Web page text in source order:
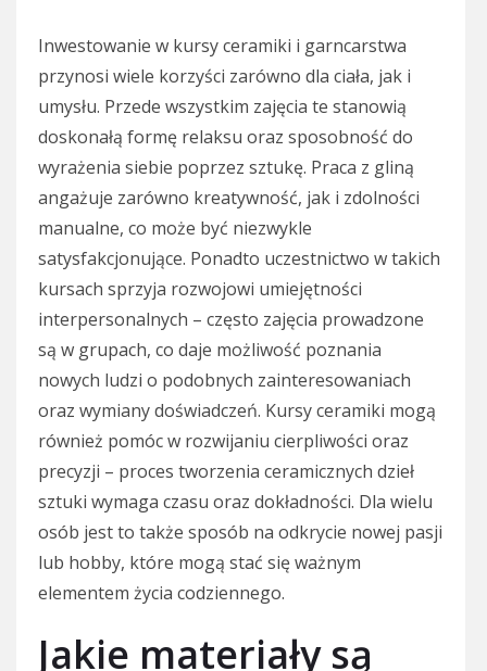
Inwestowanie w kursy ceramiki i garncarstwa
przynosi wiele korzyści zarówno dla ciała, jak i
umysłu. Przede wszystkim zajęcia te stanowią
doskonałą formę relaksu oraz sposobność do
wyrażenia siebie poprzez sztukę. Praca z gliną
angażuje zarówno kreatywność, jak i zdolności
manualne, co może być niezwykle
satysfakcjonujące. Ponadto uczestnictwo w takich
kursach sprzyja rozwojowi umiejętności
interpersonalnych – często zajęcia prowadzone
są w grupach, co daje możliwość poznania
nowych ludzi o podobnych zainteresowaniach
oraz wymiany doświadczeń. Kursy ceramiki mogą
również pomóc w rozwijaniu cierpliwości oraz
precyzji – proces tworzenia ceramicznych dzieł
sztuki wymaga czasu oraz dokładności. Dla wielu
osób jest to także sposób na odkrycie nowej pasji
lub hobby, które mogą stać się ważnym
elementem życia codziennego.
Jakie materiały są